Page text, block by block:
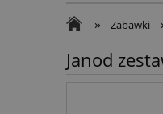
» Zabawki
Janod